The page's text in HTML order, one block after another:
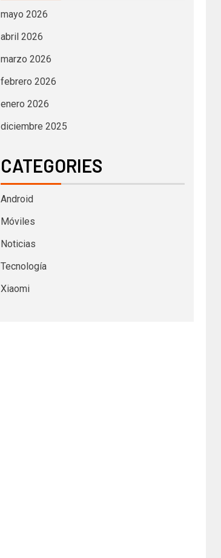
mayo 2026
abril 2026
marzo 2026
febrero 2026
enero 2026
diciembre 2025
CATEGORIES
Android
Móviles
Noticias
Tecnología
Xiaomi